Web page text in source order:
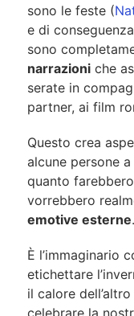
sono le feste (
e di
sono
narrazioni che
serate in
partner, ai film
Questo crea
alcune persone
quanto
vorrebbero
emotive esterne.
È l’immaginario
etichettare
il calore
celebrare la